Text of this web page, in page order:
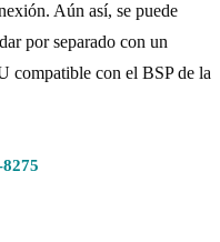
Aún así, se puede
por separado con un
compatible con el BSP de la